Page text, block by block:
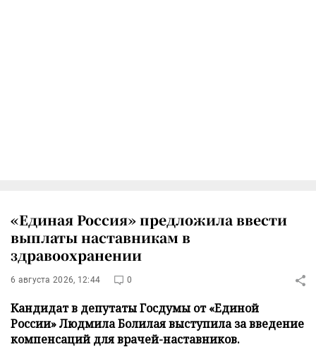
«Единая Россия» предложила ввести
выплаты наставникам в
здравоохранении
6 августа 2026, 12:44 0
Кандидат в депутаты Госдумы от «Единой
России» Людмила Болилая выступила за введение
компенсаций для врачей-наставников.